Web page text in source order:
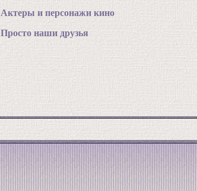
Актеры и персонажи кино
Просто наши друзья